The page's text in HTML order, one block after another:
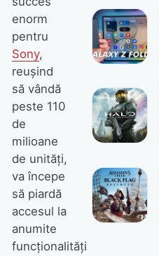
enorm
pentru
Sony,
reușind
să vândă
peste 110
de
milioane
de unități,
va începe
să piardă
accesul la
anumite
funcționalități